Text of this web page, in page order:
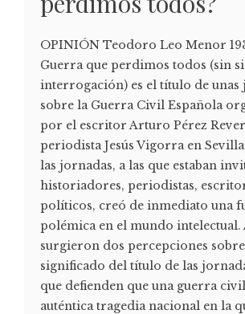
OPINIÓN Teodoro Leo Menor
Guerra que perdimos todos (sin
interrogación) es el título de unas
sobre la Guerra Civil Española
por el escritor Arturo Pérez
periodista Jesús Vigorra en
las jornadas, a las que estaban
historiadores, periodistas,
políticos, creó de inmediato una
polémica en el mundo intelectual.
surgieron dos percepciones
significado del título de las
que defienden que una guerra
auténtica tragedia nacional en la